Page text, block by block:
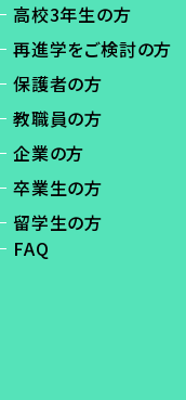
高校3年生の方
再進学をご検討の方
保護者の方
教職員の方
企業の方
卒業生の方
留学生の方
FAQ